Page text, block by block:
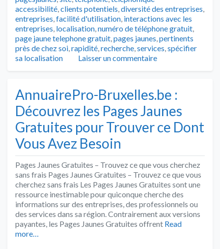
accessibilité,clients potentiels,diversité des entreprises,
entreprises,facilité d'utilisation, interactions avec les
entreprises, localisation,numéro de téléphone gratuit,
page jaune telephone gratuit,pages jaunes,pertinents
près de chez soi,rapidité,recherche,services,spécifier
sa localisation
Laisser un commentaire
AnnuairePro-Bruxelles.be :
Découvrez les Pages Jaunes
Gratuites pour Trouver ce Dont
Vous Avez Besoin
Pages Jaunes Gratuites – Trouvez ce que vous cherchez
sans frais Pages Jaunes Gratuites – Trouvez ce que vous
cherchez sans frais Les Pages Jaunes Gratuites sont une
ressource inestimable pour quiconque cherche des
informations sur des entreprises, des professionnels ou
des services dans sa région. Contrairement aux versions
payantes, les Pages Jaunes Gratuites offrent Read
more…